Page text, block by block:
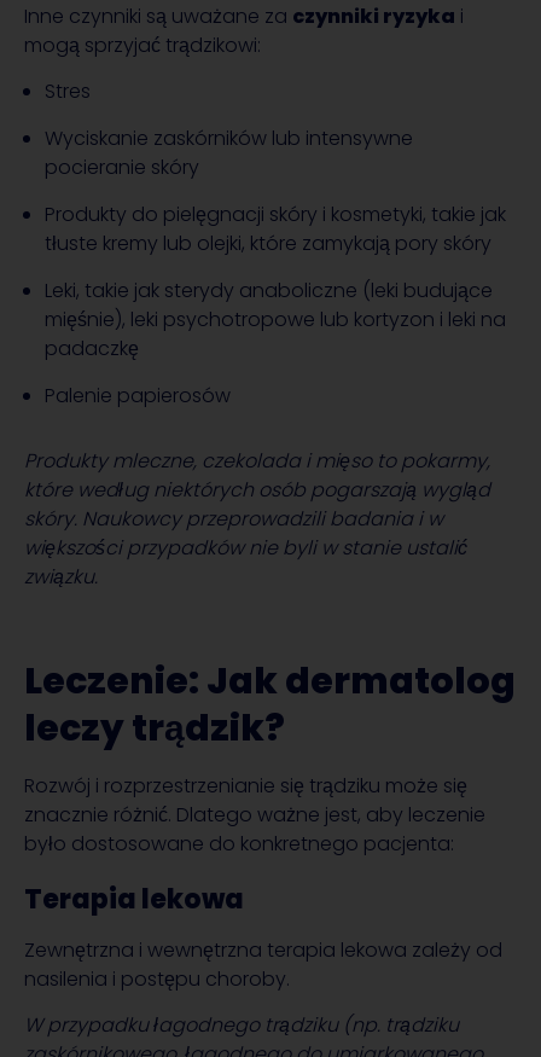
Inne czynniki są uważane za czynniki ryzyka i
mogą sprzyjać trądzikowi:
Stres
Wyciskanie zaskórników lub intensywne
pocieranie skóry
Produkty do pielęgnacji skóry i kosmetyki, takie jak
tłuste kremy lub olejki, które zamykają pory skóry
Leki, takie jak sterydy anaboliczne (leki budujące
mięśnie), leki psychotropowe lub kortyzon i leki na
padaczkę
Palenie papierosów
Produkty mleczne, czekolada i mięso to pokarmy,
które według niektórych osób pogarszają wygląd
skóry. Naukowcy przeprowadzili badania i w
większości przypadków nie byli w stanie ustalić
związku.
Leczenie: Jak dermatolog
leczy trądzik?
Rozwój i rozprzestrzenianie się trądziku może się
znacznie różnić. Dlatego ważne jest, aby leczenie
było dostosowane do konkretnego pacjenta:
Terapia lekowa
Zewnętrzna i wewnętrzna terapia lekowa zależy od
nasilenia i postępu choroby.
W przypadku łagodnego trądziku (np. trądziku